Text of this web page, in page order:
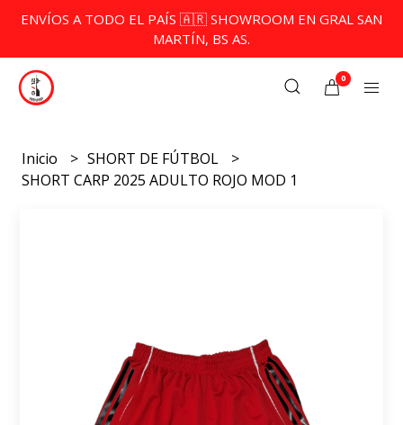
ENVÍOS A TODO EL PAÍS 🇦🇷 SHOWROOM EN GRAL SAN
MARTÍN, BS AS.
0
Inicio
SHORT DE FÚTBOL
SHORT CARP 2025 ADULTO ROJO MOD 1